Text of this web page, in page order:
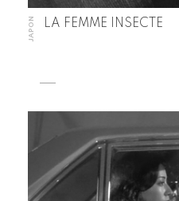
JAPON LA FEMME INSECTE